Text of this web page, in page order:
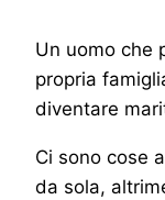
Un uomo che
propria
diventare
Ci sono cose
da sola,